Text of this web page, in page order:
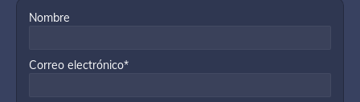
Nombre
Correo electrónico*